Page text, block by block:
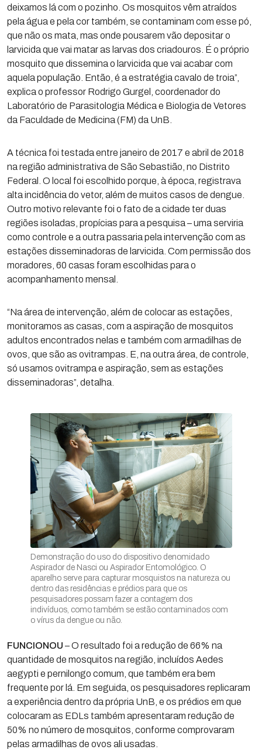
deixamos lá com o pozinho. Os mosquitos vêm atraídos
pela água e pela cor também, se contaminam com esse pó,
que não os mata, mas onde pousarem vão depositar o
larvicida que vai matar as larvas dos criadouros. É o próprio
mosquito que dissemina o larvicida que vai acabar com
aquela população. Então, é a estratégia cavalo de troia”,
explica o professor Rodrigo Gurgel, coordenador do
Laboratório de Parasitologia Médica e Biologia de Vetores
da Faculdade de Medicina (FM) da UnB.
A técnica foi testada entre janeiro de 2017 e abril de 2018
na região administrativa de São Sebastião, no Distrito
Federal. O local foi escolhido porque, à época, registrava
alta incidência do vetor, além de muitos casos de dengue.
Outro motivo relevante foi o fato de a cidade ter duas
regiões isoladas, propícias para a pesquisa – uma serviria
como controle e a outra passaria pela intervenção com as
estações disseminadoras de larvicida. Com permissão dos
moradores, 60 casas foram escolhidas para o
acompanhamento mensal.
“Na área de intervenção, além de colocar as estações,
monitoramos as casas, com a aspiração de mosquitos
adultos encontrados nelas e também com armadilhas de
ovos, que são as ovitrampas. E, na outra área, de controle,
só usamos ovitrampa e aspiração, sem as estações
disseminadoras”, detalha.
Demonstração do uso do dispositivo denomidado
Aspirador de Nasci ou Aspirador Entomológico. O
aparelho serve para capturar mosquistos na natureza ou
dentro das residências e prédios para que os
pesquisadores possam fazer a contagem dos
indivíduos, como também se estão contaminados com
o vírus da dengue ou não.
FUNCIONOU – O resultado foi a redução de 66% na
quantidade de mosquitos na região, incluídos Aedes
aegypti e pernilongo comum, que também era bem
frequente por lá. Em seguida, os pesquisadores replicaram
a experiência dentro da própria UnB, e os prédios em que
colocaram as EDLs também apresentaram redução de
50% no número de mosquitos, conforme comprovaram
pelas armadilhas de ovos ali usadas.